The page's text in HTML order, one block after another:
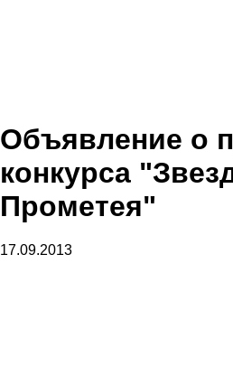
Объявление о
конкурса
Прометея"
17.09.2013